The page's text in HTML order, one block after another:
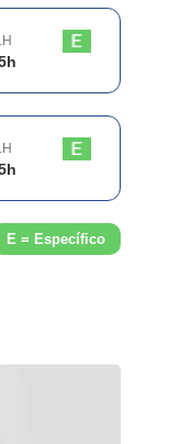
h
h
E = Específico